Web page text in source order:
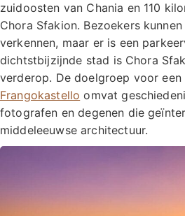
zuidoosten van Chania en 110
Chora Sfakion. Bezoekers
verkennen, maar er is een
dichtstbijzijnde stad is Chora
verderop. De doelgroep voor een
Frangokastello omvat
fotografen en degenen die
middeleeuwse architectuur.